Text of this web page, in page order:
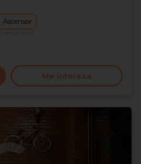
Ascensor
Me interesa